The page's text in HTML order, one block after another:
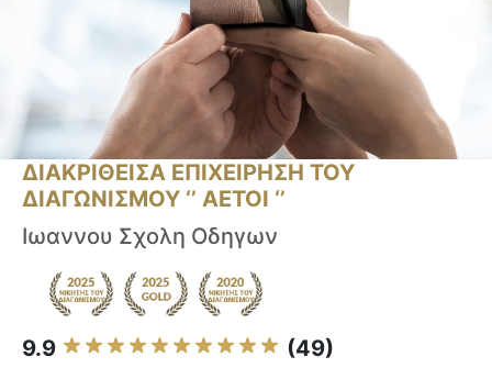
ΔΙΑΚΡΙΘΕΙΣΑ ΕΠΙΧΕΙΡΗΣΗ ΤΟΥ
ΔΙΑΓΩΝΙΣΜΟΥ ‘’ ΑΕΤΟΙ ‘’
Ιωαννου Σχολη Οδηγων
9.9 (49)